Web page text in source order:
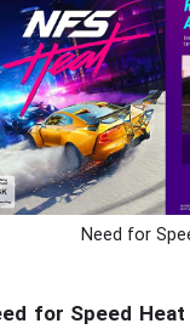
Need for
for Speed